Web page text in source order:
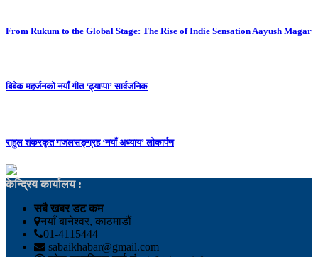
From Rukum to the Global Stage: The Rise of Indie Sensation Aayush Magar
बिबेक महर्जनको नयाँ गीत ‘ढ्याप्पा’ सार्वजनिक
राहुल शंकरकृत गजलसङ्ग्रह ‘नयाँ अध्याय’ लोकार्पण
केन्द्रिय कार्यालय :
सबै खबर डट कम
नयाँ बानेश्वर, काठमाडौं
01-4115444
sabaikhabar@gmail.com